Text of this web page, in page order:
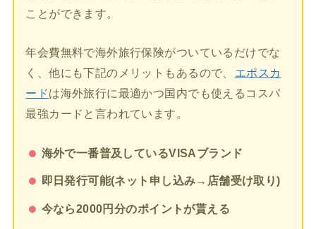
ことができます。
年会費無料で海外旅行保険がついているだけでな
く、他にも下記のメリットもあるので、
エポスカ
ードは海外旅行に最適かつ国内でも使えるコスパ
最強カードと言われています。
海外で一番普及しているVISAブランド
即日発行可能(ネット申し込み→店舗受け取り)
今なら2000円分のポイントが貰える